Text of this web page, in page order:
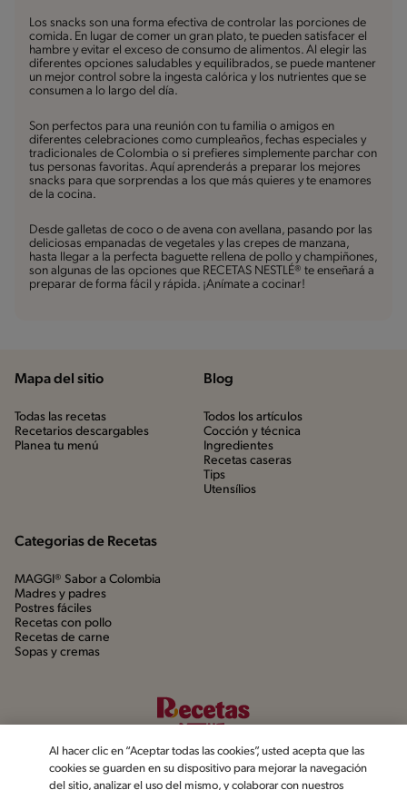
Los snacks son una forma efectiva de controlar las porciones de
comida. En lugar de comer un gran plato, te pueden satisfacer el
hambre y evitar el exceso de consumo de alimentos. Al elegir las
diferentes opciones saludables y equilibrados, se puede mantener
un mejor control sobre la ingesta calórica y los nutrientes que se
consumen a lo largo del día.
Son perfectos para una reunión con tu familia o amigos en
diferentes celebraciones como cumpleaños, fechas especiales y
tradicionales de Colombia o si prefieres simplemente parchar con
tus personas favoritas. Aquí aprenderás a preparar los mejores
snacks para que sorprendas a los que más quieres y te enamores
de la cocina.
Desde galletas de coco o de avena con avellana, pasando por las
deliciosas empanadas de vegetales y las crepes de manzana,
hasta llegar a la perfecta baguette rellena de pollo y champiñones,
son algunas de las opciones que RECETAS NESTLÉ® te enseñará a
preparar de forma fácil y rápida. ¡Anímate a cocinar!
Mapa del sitio
Todas las recetas
Recetarios descargables
Planea tu menú
Blog
Todos los artículos
Cocción y técnica
Ingredientes
Recetas caseras
Tips
Utensílios
Categorias de Recetas
MAGGI® Sabor a Colombia
Madres y padres
Postres fáciles
Recetas con pollo
Recetas de carne
Sopas y cremas
Al hacer clic en “Aceptar todas las cookies”, usted acepta que las
cookies se guarden en su dispositivo para mejorar la navegación
del sitio, analizar el uso del mismo, y colaborar con nuestros